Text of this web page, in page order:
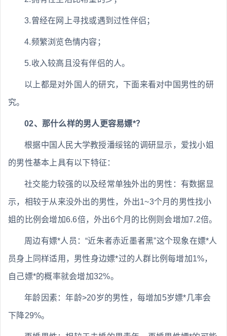
3.曾经在网上寻找或遇到过性伴侣；
4.频繁浏览色情内容；
5.收入较高且没有伴侣的人。
以上都是对外国人的研究，下面来看对中国男性的研
究。
02、那什么样的男人更容易嫖*？
根据中国人民大学教授潘绥铭的调研显示，爱找小姐
的男性基本上具有以下特征：
社交能力较强的以及经常单独外出的男性：有数据显
示，相较于从来没外出的男性，外出1~3个月的男性找小
姐的比例会增加6.6倍，外出6个月的比例则会增加7.2倍。
周边有嫖*人员：“近朱者赤近墨者黑”这个现象在嫖*人
员身上同样适用，男性身边嫖*过的人群比例每增加1%，
自己嫖*的概率就会增加32%。
年龄因素：年龄>20岁的男性，每增加5岁嫖*几率会
下降29%。